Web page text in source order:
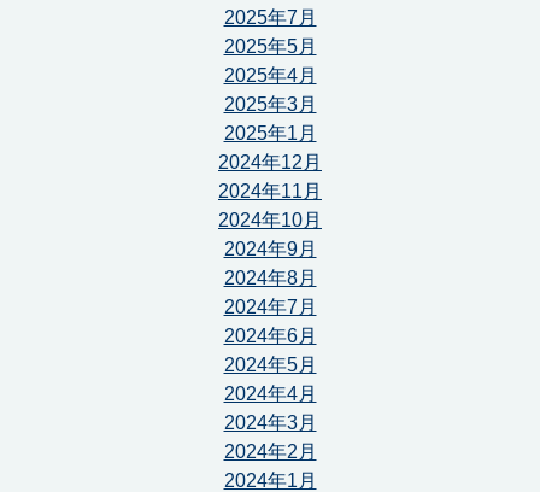
2025年7月
2025年5月
2025年4月
2025年3月
2025年1月
2024年12月
2024年11月
2024年10月
2024年9月
2024年8月
2024年7月
2024年6月
2024年5月
2024年4月
2024年3月
2024年2月
2024年1月